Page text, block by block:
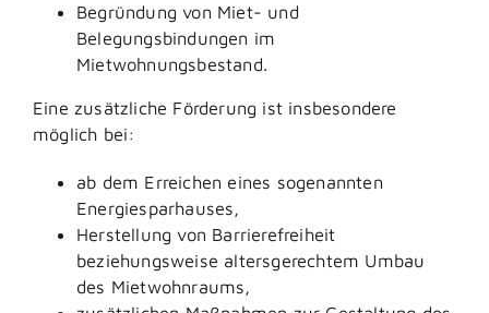
Begründung von Miet- und
Belegungsbindungen im
Mietwohnungsbestand.
Eine zusätzliche Förderung ist insbesondere
möglich bei:
ab dem Erreichen eines sogenannten
Energiesparhauses,
Herstellung von Barrierefreiheit
beziehungsweise altersgerechtem Umbau
des Mietwohnraums,